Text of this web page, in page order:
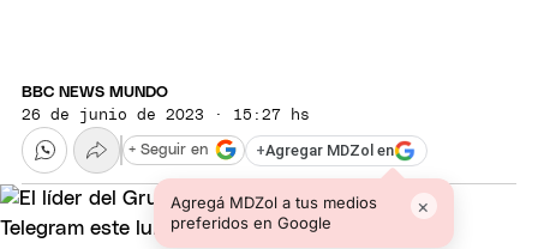
BBC NEWS MUNDO
26 de junio de 2023 · 15:27 hs
+Agregar MDZol en
Agregá MDZol a tus medios
preferidos en Google
×
+ Seguir en